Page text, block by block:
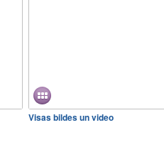
Visas bildes un video